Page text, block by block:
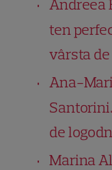
Andreea
ten
vârsta de
Ana-
de
Marina